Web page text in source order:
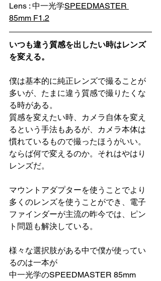
Lens : 中一光学SPEEDMASTER
85mm F1.2
いつも違う質感を出したい時はレンズ
を変える。
僕は基本的に純正レンズで撮ることが
多いが、たまに違う質感で撮りたくな
る時がある。
質感を変えたい時、カメラ自体を変え
るという手法もあるが、カメラ本体は
慣れているもので撮ったほうがいい。
ならば何で変えるのか。それはやはり
レンズだ。
マウントアダプターを使うことでより
多くのレンズを使うことができ、電子
ファインダーが主流の昨今では、ピン
ト問題も解決している。
様々な選択肢がある中で僕が使ってい
るのは一本が
中一光学のSPEEDMASTER 85mm